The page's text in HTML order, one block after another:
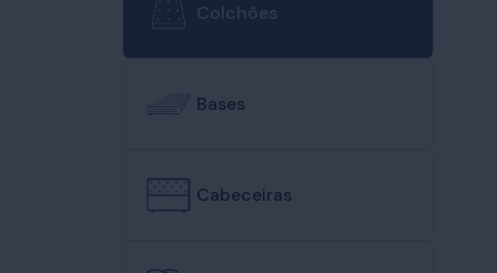
Colchões
Bases
Cabeceiras